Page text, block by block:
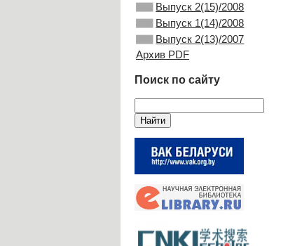
Выпуск 2(15)/2008
Выпуск 1(14)/2008
Выпуск 2(13)/2007
Архив PDF
Поиск по сайту